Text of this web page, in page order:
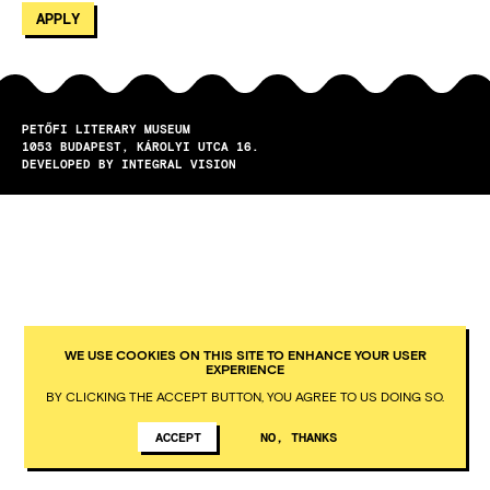
PETŐFI LITERARY MUSEUM
1053
BUDAPEST
KÁROLYI UTCA 16.
DEVELOPED BY INTEGRAL VISION
WE USE COOKIES ON THIS SITE TO ENHANCE YOUR USER
EXPERIENCE
BY CLICKING THE ACCEPT BUTTON, YOU AGREE TO US DOING SO.
ACCEPT NO, THANKS